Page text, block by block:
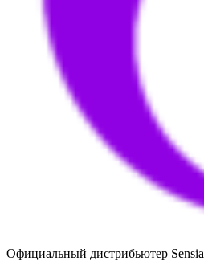
Официальный дистрибьютер Sensia